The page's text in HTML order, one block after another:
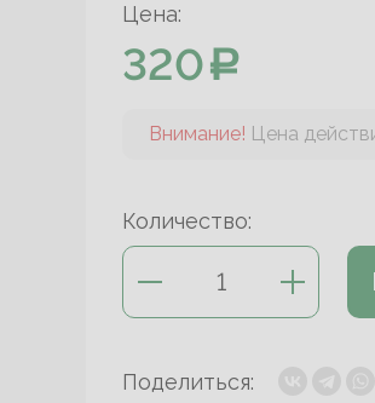
Цена:
320
Внимание! Цена
Количество:
Поделиться: